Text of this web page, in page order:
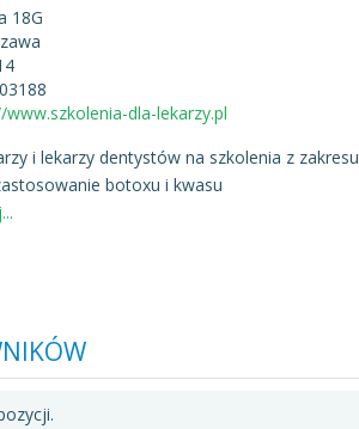
18G
dla-lekarzy.pl
i lekarzy dentystów na szkolenia z zakresu
botoxu i kwasu